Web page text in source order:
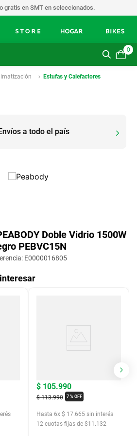
gratis en SMT en seleccionados.
0
Estufas y Calefactores
a todo el país
Doble Vidrio 1500W
PEBVC15N
: E0000016805
$ 105.990
$ 113.990 7 % OFF
Hasta 6x $ 17.665 sin interés
12 cuotas fijas de $11.132